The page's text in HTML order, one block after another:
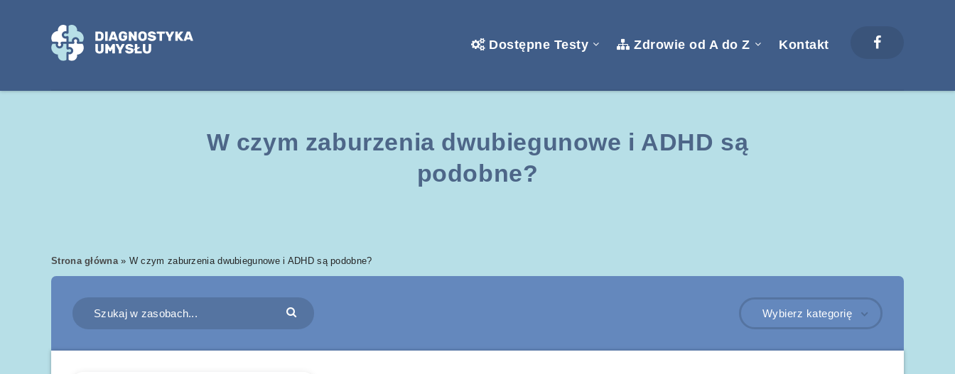
Dostępne Testy Zdrowie od A do Z Kontakt
W czym zaburzenia dwubiegunowe i ADHD są
podobne?
Strona główna» W czym zaburzenia dwubiegunowe i ADHD są podobne?
Wybierz kategorię